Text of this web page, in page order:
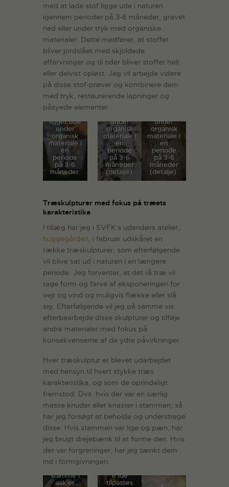
med at lade stof ligge ude i naturen
igennem perioder på 3-6 måneder, gravet
ned eller under tryk med organiske
materialer. Dette medfører, at stoffet
bliver jordslået med skjoldede
affarvninger og til tider bliver stoffet helt
eller delvist opløst. Jeg vil arbejde videre
på disse stof-prøver og kombinere dem
med tryk, restaurerende lapninger og
påsyede elementer.
Eksempel
på stof,
ligget ude
under
organisk
materiale i
en
periode
på 3-6
måneder.
Eksempel
på stof,
der har
under
organisk
materiale i
en
periode
på 3-6
måneder
(detalje).
Eksempel
på stof,
under
organisk
materiale i
en
periode
på 3-6
måneder
(detalje).
Træskulpturer med fokus på træets
karakteristika
I tillæg har jeg i SVFK’s udendørs atelier,
huggegården, i februar udskåret en
række træskulpturer, som efterfølgende
vil blive sat ud i naturen i en længere
periode. Jeg forventer, at det rå træ vil
tage form og farve af eksponeringen for
vejr og vind og muligvis flække eller slå
sig. Efterfølgende vil jeg på samme vis
efterbearbejde disse skulpturer og tilføje
andre materialer med fokus på
konsekvenserne af de ydre påvirkninger.
Hver træskulptur er blevet udarbejdet
med hensyn til hvert stykke træs
karakteristika, og som de oprindeligt
fremstod. Dvs. hvis der var en særlig
masse knuder eller knaster i stammen, så
har jeg forsøgt at beholde og understrege
disse. Hvis stammen var lige og pæn, har
jeg brugt drejebænk til at forme den. Hvis
der var forgreninger, har jeg tænkt dem
ind i formgivningen.
Arbejdspr
oces i
Huggegår
stamme i
ask er
Arbejdspr
oces i
Huggegår
den: den
e ide
tilpasses